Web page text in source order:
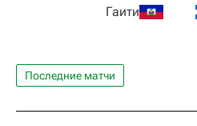
Гаити
Последние матчи